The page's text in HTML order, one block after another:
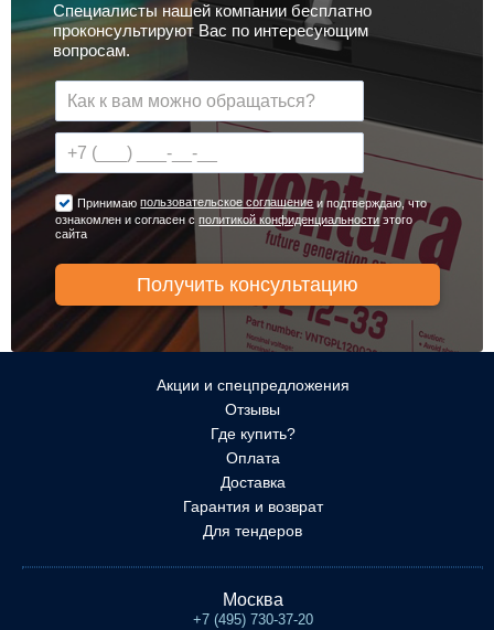
Специалисты нашей компании бесплатно
проконсультируют Вас по интересующим
вопросам.
Принимаюпользовательское соглашение и подтверждаю, что
ознакомлен и согласен сполитикой конфиденциальностиэтого
сайта
Акции и спецпредложения
Отзывы
Где купить?
Оплата
Доставка
Гарантия и возврат
Для тендеров
Москва
+7 (495) 730-37-20